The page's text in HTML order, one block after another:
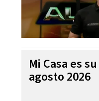
Mi Casa es
agosto 2026